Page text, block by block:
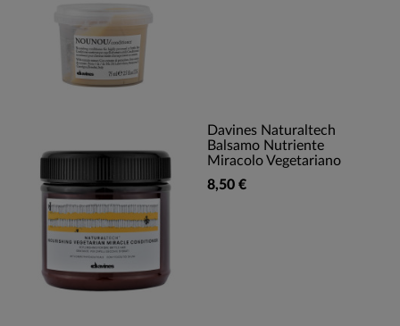
Davines Naturaltech
Balsamo Nutriente
Miracolo Vegetariano
8,50 €